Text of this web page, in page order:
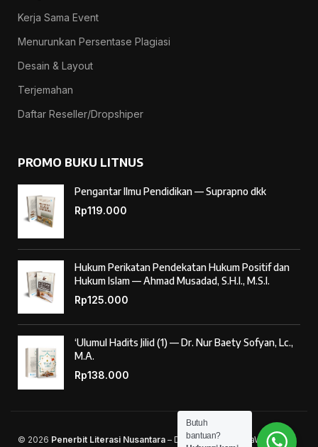
Kerja Sama Event
Menurunkan Persentase Plagiasi
Desain & Layout
Terjemahan
Daftar Reseller/Dropshiper
PROMO BUKU LITNUS
Pengantar Ilmu Pendidikan — Suprapno dkk
Rp119.000
Hukum Perikatan Pendekatan Hukum Positif dan
Hukum Islam — Ahmad Musadad, S.H.I., M.S.I.
Rp125.000
‘Ulumul Hadits Jilid (1) — Dr. Nur Baety Sofyan, Lc.,
M.A.
Rp138.000
© 2026 Penerbit Literasi Nusantara – Developed by AntaWeb
Butuh
bantuan?